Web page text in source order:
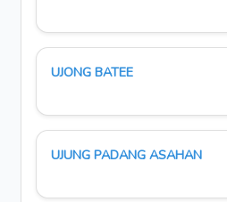
UJONG BATEE
UJUNG PADANG ASAHAN